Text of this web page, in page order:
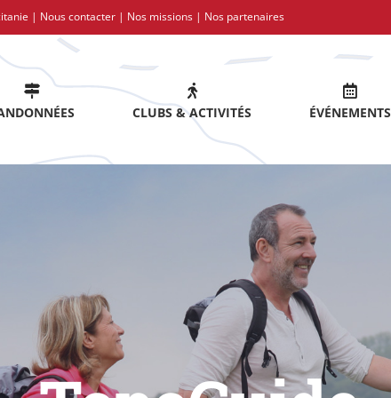
| Nous contacter | Nos missions | Nos partenaires
CLUBS & ACTIVITÉS ÉVÉNEMENTS